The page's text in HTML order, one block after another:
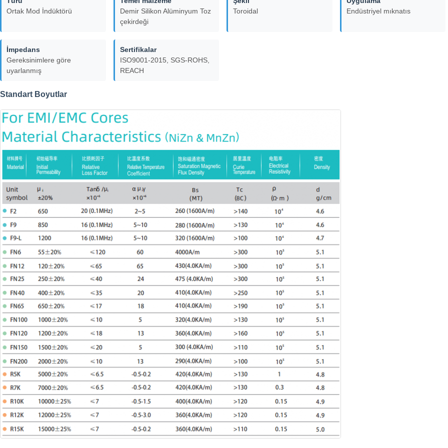
Ortak Mod İndüktörü
Demir Silikon Alüminyum Toz
çekirdeği
Toroidal
Endüstriyel mıknatıs
İmpedans
Gereksinimlere göre
uyarlanmış
Sertifikalar
ISO9001-2015, SGS-ROHS,
REACH
Standart Boyutlar